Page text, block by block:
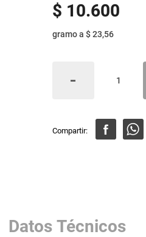
$ 10.600
gramoa $ 23,56
Datos Técnicos